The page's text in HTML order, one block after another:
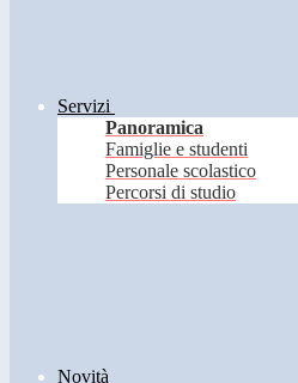
Servizi
Panoramica
Famiglie e studenti
Personale scolastico
Percorsi di studio
Novità